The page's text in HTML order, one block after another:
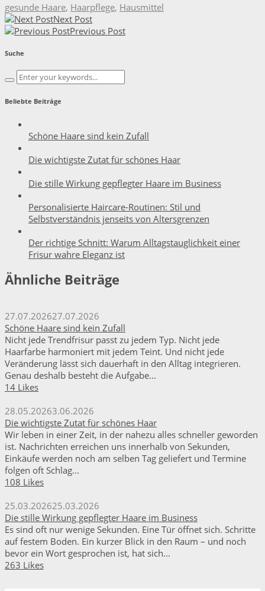
gesunde Haare, Haarpflege, Hausmittel
Next Post
Previous Post
Suche
Beliebte Beiträge
Schöne Haare sind kein Zufall
Die wichtigste Zutat für schönes Haar
Die stille Wirkung gepflegter Haare im Business
Personalisierte Haircare-Routinen: Stil und
Selbstverständnis jenseits von Altersgrenzen
Der richtige Schnitt: Warum Alltagstauglichkeit einer
Frisur wahre Eleganz ist
Ähnliche Beiträge
27.07.202627.07.2026
Schöne Haare sind kein Zufall
Nicht jede Trendfrisur passt zu jedem Typ. Nicht jede
Haarfarbe harmoniert mit jedem Teint. Und nicht jede
Veränderung lässt sich dauerhaft in den Alltag integrieren.
Genau deshalb besteht die Aufgabe...
14 Likes
28.05.20263.06.2026
Die wichtigste Zutat für schönes Haar
Wir leben in einer Zeit, in der nahezu alles schneller geworden
ist. Nachrichten erreichen uns innerhalb von Sekunden,
Einkäufe werden noch am selben Tag geliefert und Termine
folgen oft Schlag...
108 Likes
25.03.202625.03.2026
Die stille Wirkung gepflegter Haare im Business
Es sind oft nur wenige Sekunden. Eine Tür öffnet sich. Schritte
auf festem Boden. Ein kurzer Blick in den Raum – und noch
bevor ein Wort gesprochen ist, hat sich...
263 Likes